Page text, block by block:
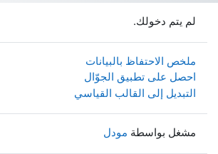
لم يتم دخولك.
ملخص الاحتفاظ بالبيانات
احصل على تطبيق الجوّال
التبديل إلى القالب القياسي
مشغل بواسطة مودل